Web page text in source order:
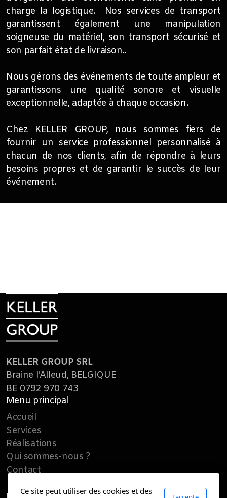
charge la logistique. Nos services de transport
garantissent également une manipulation
soigneuse du matériel, son transport sécurisé et
son parfait état de livraison..
Nous gérons des événements de toute ampleur et
garantissons une qualité sonore et visuelle
exceptionnelle, adaptée à chaque occasion.
Chez KELLER GROUP, nous sommes fiers de
fournir un service professionnel personnalisé à
chacun de nos clients, afin de répondre à leurs
besoins propres et de garantir le succès de leur
événement.
KELLER GROUP SRL
Braine l'Alleud, BELGIQUE
BE 0792 970 743
Menu principal
Accueil
Services
Réalisations
Qui sommes-nous ?
Contact
Ce site peut utiliser des cookies et des